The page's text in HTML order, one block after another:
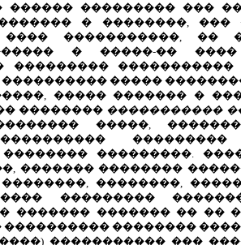
��������� ���
� ��������, ���
���� �����������, ��
� �����-��
���������
�����
����� ������� �
�������� �����������
�����,
���������
���������.
������� ��������
��������,
���������
������� ������� �� ��
��������
����������� ���